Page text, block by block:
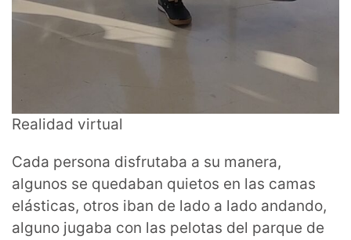
Realidad virtual
Cada persona disfrutaba a su manera,
algunos se quedaban quietos en las camas
elásticas, otros iban de lado a lado andando,
alguno jugaba con las pelotas del parque de